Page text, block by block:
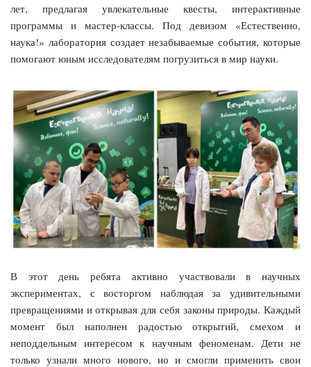
лет, предлагая увлекательные квесты, интерактивные
программы и мастер-классы. Под девизом «Естественно,
наука!» лаборатория создает незабываемые события, которые
помогают юным исследователям погрузиться в мир науки.
В этот день ребята активно участвовали в научных
экспериментах, с восторгом наблюдая за удивительными
превращениями и открывая для себя законы природы. Каждый
момент был наполнен радостью открытий, смехом и
неподдельным интересом к научным феноменам. Дети не
только узнали много нового, но и смогли применить свои